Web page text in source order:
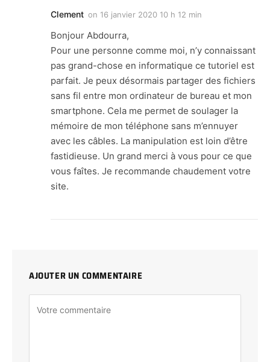
Clement on 16 janvier 2020 10 h 12 min
Bonjour Abdourra,
Pour une personne comme moi, n’y connaissant
pas grand-chose en informatique ce tutoriel est
parfait. Je peux désormais partager des fichiers
sans fil entre mon ordinateur de bureau et mon
smartphone. Cela me permet de soulager la
mémoire de mon téléphone sans m’ennuyer
avec les câbles. La manipulation est loin d’être
fastidieuse. Un grand merci à vous pour ce que
vous faîtes. Je recommande chaudement votre
site.
AJOUTER UN COMMENTAIRE